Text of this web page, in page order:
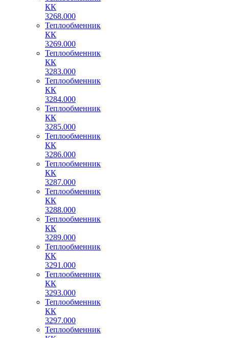
КК
3268.000
Теплообменник
КК
3269.000
Теплообменник
КК
3283.000
Теплообменник
КК
3284.000
Теплообменник
КК
3285.000
Теплообменник
КК
3286.000
Теплообменник
КК
3287.000
Теплообменник
КК
3288.000
Теплообменник
КК
3289.000
Теплообменник
КК
3291.000
Теплообменник
КК
3293.000
Теплообменник
КК
3297.000
Теплообменник